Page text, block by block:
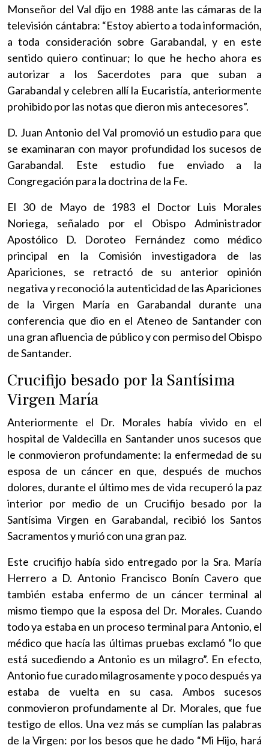
Monseñor del Val dijo en 1988 ante las cámaras de la
televisión cántabra: “Estoy abierto a toda información,
a toda consideración sobre Garabandal, y en este
sentido quiero continuar; lo que he hecho ahora es
autorizar a los Sacerdotes para que suban a
Garabandal y celebren allí la Eucaristía, anteriormente
prohibido por las notas que dieron mis antecesores”.
D. Juan Antonio del Val promovió un estudio para que
se examinaran con mayor profundidad los sucesos de
Garabandal. Este estudio fue enviado a la
Congregación para la doctrina de la Fe.
El 30 de Mayo de 1983 el Doctor Luis Morales
Noriega, señalado por el Obispo Administrador
Apostólico D. Doroteo Fernández como médico
principal en la Comisión investigadora de las
Apariciones, se retractó de su anterior opinión
negativa y reconoció la autenticidad de las Apariciones
de la Virgen María en Garabandal durante una
conferencia que dio en el Ateneo de Santander con
una gran afluencia de público y con permiso del Obispo
de Santander.
Crucifijo besado por la Santísima
Virgen María
Anteriormente el Dr. Morales había vivido en el
hospital de Valdecilla en Santander unos sucesos que
le conmovieron profundamente: la enfermedad de su
esposa de un cáncer en que, después de muchos
dolores, durante el último mes de vida recuperó la paz
interior por medio de un Crucifijo besado por la
Santísima Virgen en Garabandal, recibió los Santos
Sacramentos y murió con una gran paz.
Este crucifijo había sido entregado por la Sra. María
Herrero a D. Antonio Francisco Bonín Cavero que
también estaba enfermo de un cáncer terminal al
mismo tiempo que la esposa del Dr. Morales. Cuando
todo ya estaba en un proceso terminal para Antonio, el
médico que hacía las últimas pruebas exclamó “lo que
está sucediendo a Antonio es un milagro”. En efecto,
Antonio fue curado milagrosamente y poco después ya
estaba de vuelta en su casa. Ambos sucesos
conmovieron profundamente al Dr. Morales, que fue
testigo de ellos. Una vez más se cumplían las palabras
de la Virgen: por los besos que he dado “Mi Hijo, hará